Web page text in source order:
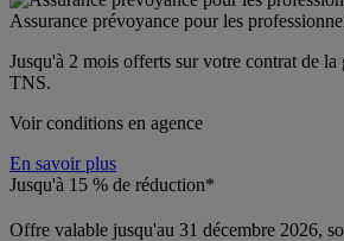
Assurance prévoyance pour les
Jusqu'à 2 mois offerts sur votre contrat de la
TNS.
Voir conditions en agence
En savoir plus
Jusqu'à 15 % de réduction*
Offre valable jusqu'au 31 décembre 2026,